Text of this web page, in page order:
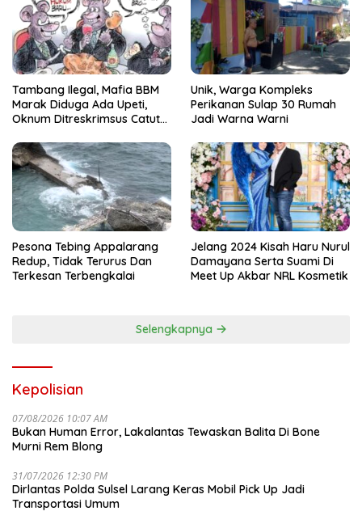
Tambang Ilegal, Mafia BBM
Marak Diduga Ada Upeti,
Oknum Ditreskrimsus Catut
Unik, Warga Kompleks
Perikanan Sulap 30 Rumah
Jadi Warna Warni
Pesona Tebing Appalarang
Redup, Tidak Terurus Dan
Terkesan Terbengkalai
Jelang 2024 Kisah Haru Nurul
Damayana Serta Suami Di
Meet Up Akbar NRL Kosmetik
Selengkapnya
Kepolisian
07/08/2026 10:07 AM
Bukan Human Error, Lakalantas Tewaskan Balita Di Bone
Murni Rem Blong
31/07/2026 12:30 PM
Dirlantas Polda Sulsel Larang Keras Mobil Pick Up Jadi
Transportasi Umum